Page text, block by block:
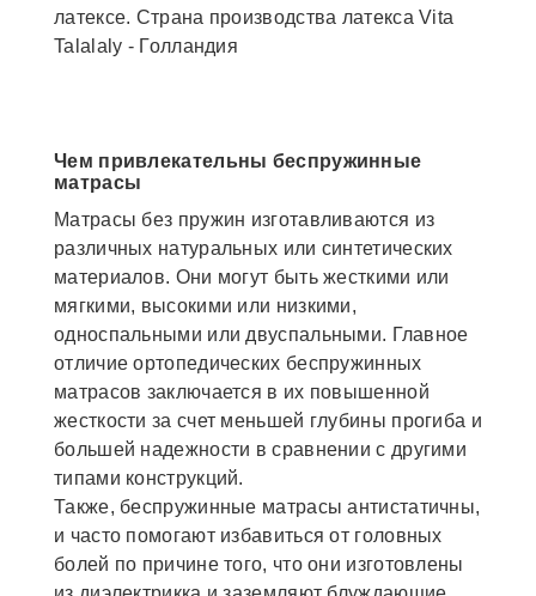
латексе. Страна производства латекса Vita
Talalaly - Голландия
Чем привлекательны беспружинные
матрасы
Матрасы без пружин изготавливаются из
различных натуральных или синтетических
материалов. Они могут быть жесткими или
мягкими, высокими или низкими,
односпальными или двуспальными. Главное
отличие ортопедических беспружинных
матрасов заключается в их повышенной
жесткости за счет меньшей глубины прогиба и
большей надежности в сравнении с другими
типами конструкций.
Также, беспружинные матрасы антистатичны,
и часто помогают избавиться от головных
болей по причине того, что они изготовлены